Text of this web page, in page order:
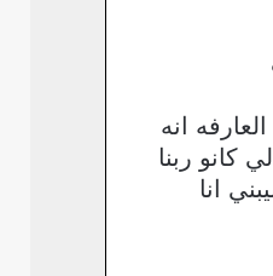
انه
ربنا
انا